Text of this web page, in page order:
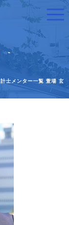
-
士メンター一覧 萱場 玄